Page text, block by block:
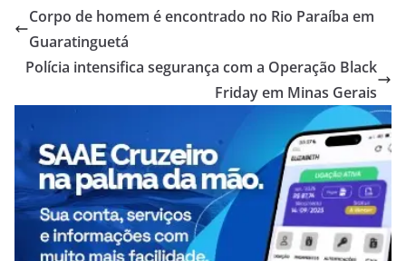
Corpo de homem é encontrado no Rio Paraíba em
Guaratinguetá
Polícia intensifica segurança com a Operação Black
Friday em Minas Gerais